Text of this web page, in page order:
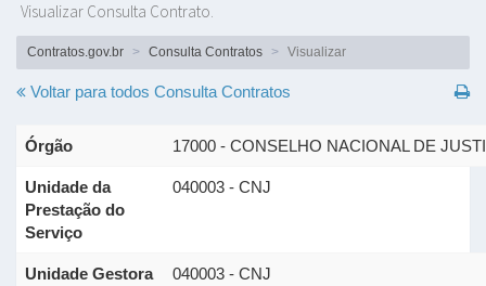
Visualizar Consulta Contrato.
Contratos.gov.br Consulta Contratos Visualizar
Voltar para todos Consulta Contratos
Órgão 17000 - CONSELHO NACIONAL DE
Unidade da
Prestação do
Serviço
040003 - CNJ
Unidade Gestora
040003 - CNJ